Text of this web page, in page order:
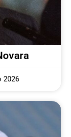
2026